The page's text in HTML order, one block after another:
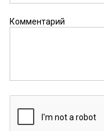
Комментарий